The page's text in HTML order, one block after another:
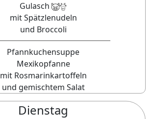
Gulasch
mit Spätzlenudeln
und Broccoli
Pfannkuchensuppe
Mexikopfanne
mit Rosmarinkartoffeln
und gemischtem Salat
Dienstag